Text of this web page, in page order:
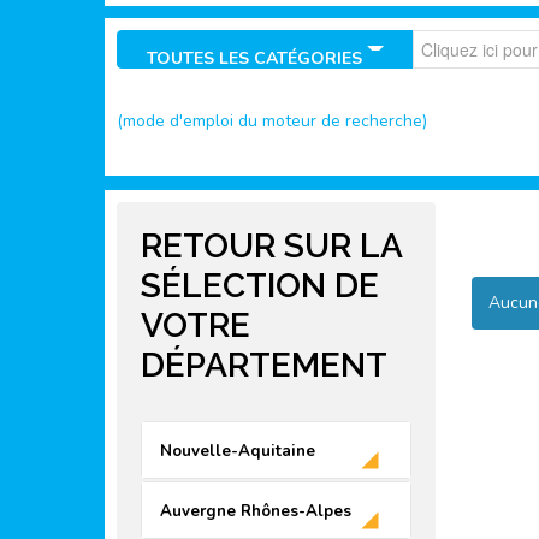
TOUTES LES CATÉGORIES
(mode d'emploi du moteur de recherche)
RETOUR SUR LA
SÉLECTION DE
VOTRE
DÉPARTEMENT
Nouvelle-Aquitaine
16 - Charente
Auvergne Rhônes-Alpes